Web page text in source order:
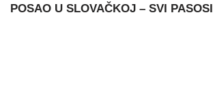
POSAO U SLOVAČKOJ – SVI PASOSI